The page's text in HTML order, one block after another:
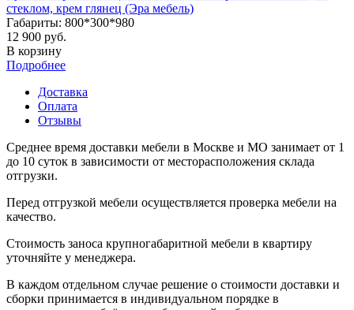
стеклом, крем глянец (Эра мебель)
Габариты: 800*300*980
12 900 руб.
В корзину
Подробнее
Доставка
Оплата
Отзывы
Среднее время доставки мебели в Москве и МО занимает от 1
до 10 суток в зависимости от месторасположения склада
отгрузки.
Перед отгрузкой мебели осуществляется проверка мебели на
качество.
Стоимость заноса крупногабаритной мебели в квартиру
уточняйте у менеджера.
В каждом отдельном случае решение о стоимости доставки и
сборки принимается в индивидуальном порядке в